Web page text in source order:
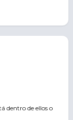
dentro de ellos o